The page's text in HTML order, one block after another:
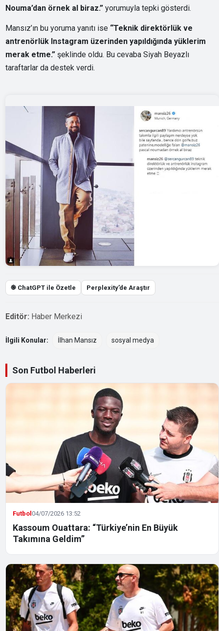
Nouma’dan örnek al biraz.” yorumuyla tepki gösterdi.
Mansız’ın bu yoruma yanıtı ise “Teknik direktörlük ve
antrenörlük Instagram üzerinden yapıldığında yüklerim
merak etme.” şeklinde oldu. Bu cevaba Siyah Beyazlı
taraftarlar da destek verdi.
֎ ChatGPT ile Özetle Perplexity’de Araştır
Editör: Haber Merkezi
İlgili Konular: İlhan Mansız sosyal medya
Son Futbol Haberleri
Futbol04/07/2026 13:52
Kassoum Ouattara: “Türkiye’nin En Büyük
Takımına Geldim”